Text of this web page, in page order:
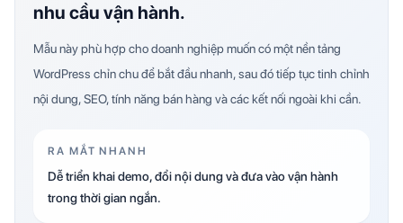
nhu cầu vận hành.
Mẫu này phù hợp cho doanh nghiệp muốn có một nền tảng
WordPress chỉn chu để bắt đầu nhanh, sau đó tiếp tục tinh chỉnh
nội dung, SEO, tính năng bán hàng và các kết nối ngoài khi cần.
RA MẮT NHANH
Dễ triển khai demo, đổi nội dung và đưa vào vận hành
trong thời gian ngắn.